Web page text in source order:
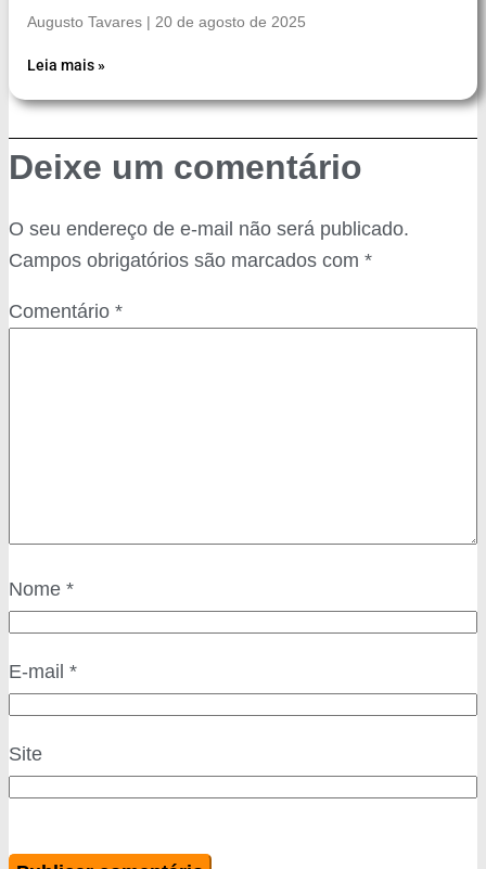
Augusto Tavares 20 de agosto de 2025
Leia mais »
Deixe um comentário
O seu endereço de e-mail não será publicado.
Campos obrigatórios são marcados com *
Comentário *
Nome *
E-mail *
Site